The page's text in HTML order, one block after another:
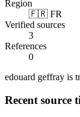
Region
🇫🇷 FR
Verified sources
3
References
0
edouard geffray is
Recent source